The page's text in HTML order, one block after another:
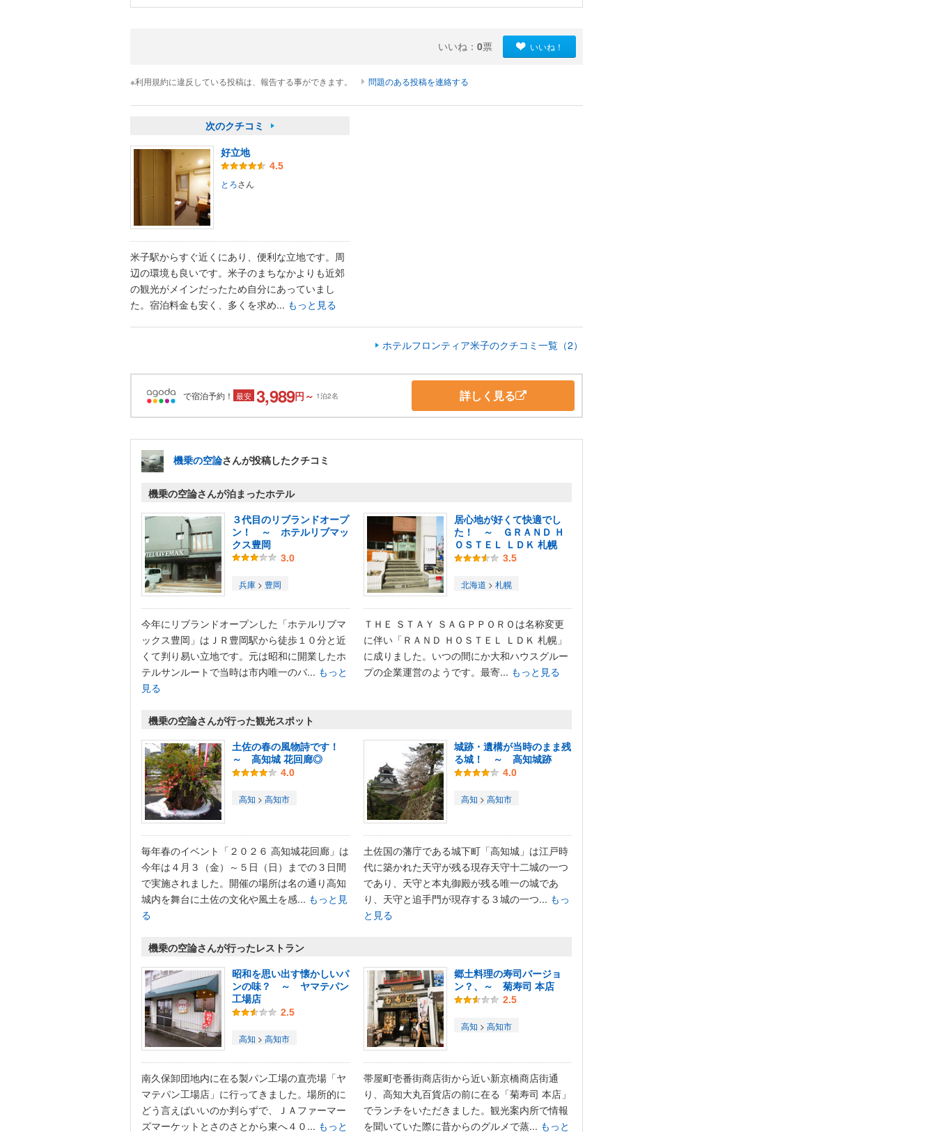
いいね： 0票 いいね！
※利用規約に違反している投稿は、報告する事ができます。 問題のある投稿を連絡する
次のクチコミ
好立地
4.5
とろさん
米子駅からすぐ近くにあり、便利な立地です。周
辺の環境も良いです。米子のまちなかよりも近郊
の観光がメインだったため自分にあっていまし
た。宿泊料金も安く、多くを求め... もっと見る
ホテルフロンティア米子のクチコミ一覧（2）
で宿泊予約！ 最安 3,989円～ 1泊2名 詳しく見る
機乗の空論さんが投稿したクチコミ
機乗の空論さんが泊まったホテル
３代目のリブランドオープ
ン！ ～ ホテルリブマッ
クス豊岡
3.0
兵庫 > 豊岡
今年にリブランドオープンした「ホテルリブマ
ックス豊岡」はＪＲ豊岡駅から徒歩１０分と近
くて判り易い立地です。元は昭和に開業したホ
テルサンルートで当時は市内唯一のバ... もっと
見る
居心地が好くて快適でし
た！ ～ ＧＲＡＮＤ Ｈ
ＯＳＴＥＬ ＬＤＫ 札幌
3.5
北海道 > 札幌
ＴＨＥ ＳＴＡＹ ＳＡＧＰＰＯＲＯは名称変更
に伴い「ＲＡＮＤ ＨＯＳＴＥＬ ＬＤＫ 札幌」
に成りました。いつの間にか大和ハウスグルー
プの企業運営のようです。最寄... もっと見る
機乗の空論さんが行った観光スポット
土佐の春の風物詩です！
～ 高知城 花回廊◎
4.0
高知 > 高知市
毎年春のイベント「２０２６ 高知城花回廊」は
今年は４月３（金）～５日（日）までの３日間
で実施されました。開催の場所は名の通り高知
城内を舞台に土佐の文化や風土を感... もっと見
る
城跡・遺構が当時のまま残
る城！ ～ 高知城跡
4.0
高知 > 高知市
土佐国の藩庁である城下町「高知城」は江戸時
代に築かれた天守が残る現存天守十二城の一つ
であり、天守と本丸御殿が残る唯一の城であ
り、天守と追手門が現存する３城の一つ... もっ
と見る
機乗の空論さんが行ったレストラン
昭和を思い出す懐かしいパ
ンの味？ ～ ヤマテパン
工場店
2.5
高知 > 高知市
南久保卸団地内に在る製パン工場の直売場「ヤ
マテパン工場店」に行ってきました。場所的に
どう言えばいいのか判らずで、ＪＡファーマー
ズマーケットとさのさとから東へ４０... もっと
郷土料理の寿司バージョ
ン？、～ 菊寿司 本店
2.5
高知 > 高知市
帯屋町壱番街商店街から近い新京橋商店街通
り、高知大丸百貨店の前に在る「菊寿司 本店」
でランチをいただきました。観光案内所で情報
を聞いていた際に昔からのグルメで蒸... もっと